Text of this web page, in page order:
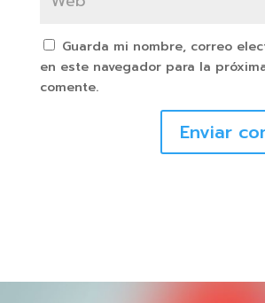
Guarda mi nombre, correo
en este navegador para la
comente.
Enviar